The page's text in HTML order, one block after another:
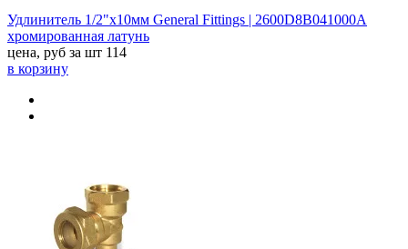
Удлинитель 1/2"х10мм General Fittings | 2600D8B041000A
хромированная латунь
цена, руб за шт 114
в корзину